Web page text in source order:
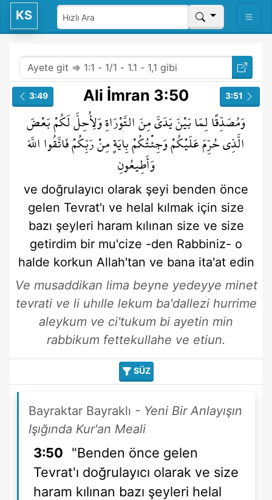
KS
3:49 3:51
Ali İmran 3:50
وَمُصَدِّقًالِمَابَيْنَيَدَيَّمِنَالتَّوْرَاةِوَلِأُحِلَّلَكُمْبَعْضَ
الَّذِيحُرِّمَعَلَيْكُمْوَجِئْتُكُمْبِايَةٍمِنْرَبِّكُمْفَاتَّقُوااللَّهَ
وَأَطِيعُونِ
ve doğrulayıcı olarak şeyi benden önce
gelen Tevrat'ı ve helal kılmak için size
bazı şeyleri haram kılınan size ve size
getirdim bir mu'cize -den Rabbiniz- o
halde korkun Allah'tan ve bana ita'at edin
Ve musaddikan lima beyne yedeyye minet
tevrati ve li uhılle lekum ba'dallezi hurrime
aleykum ve ci'tukum bi ayetin min
rabbikum fettekullahe ve etiun.
SÜZ
Bayraktar Bayraklı - Yeni Bir Anlayışın
Işığında Kur'an Meali
3:50
"Benden önce gelen
Tevrat'ı doğrulayıcı olarak ve size
haram kılınan bazı şeyleri helal